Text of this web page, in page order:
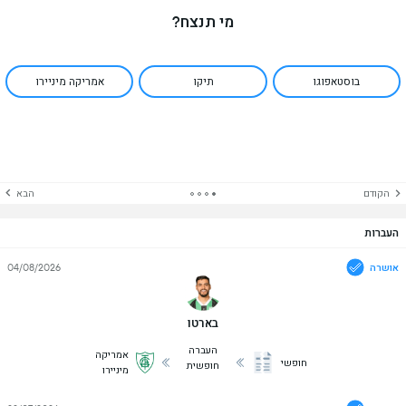
מי תנצח?
בוסטאפוגו תיקו אמריקה מיניירו
הקודם הבא
העברות
אושרה
בארטו
04/08/2026
חופשי
העברה
חופשית
אמריקה
מיניירו